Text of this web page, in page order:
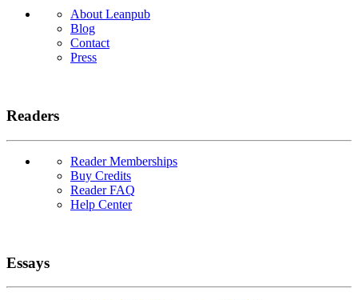
About Leanpub
Blog
Contact
Press
Readers
Reader Memberships
Buy Credits
Reader FAQ
Help Center
Essays